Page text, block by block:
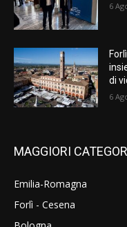
6
di
6
MAGGIORI
Emilia-Romagna
Forlì - Cesena